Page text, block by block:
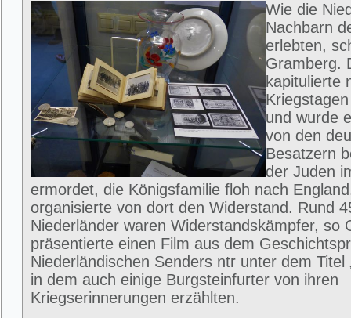
Wie die
Nachbarn
erlebten,
Gramberg.
kapitulierte
und wurde
von den
Besatzern
der Juden
ermordet, die Königsfamilie floh nach
organisierte von dort den Widerstand. Rund
Niederländer waren Widerstandskämpfer, so
präsentierte einen Film aus dem
Niederländischen Senders ntr unter dem Titel
in dem auch einige Burgsteinfurter von ihren
Kriegserinnerungen erzählten.